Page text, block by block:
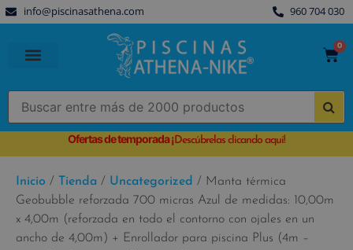
info@piscinasathena.com 960 704 030
0
Ofertas de temporada¡Descúbrelas clicando aquí!
Inicio / Tienda / Uncategorized / Manta térmica
Geobubble reforzada 700 micras Azul de medidas: 10,00m
x 4,00m (reforzada en todo el contorno con ojales en un
ancho de 4,00m) + Enrollador para piscina Plus (4m –